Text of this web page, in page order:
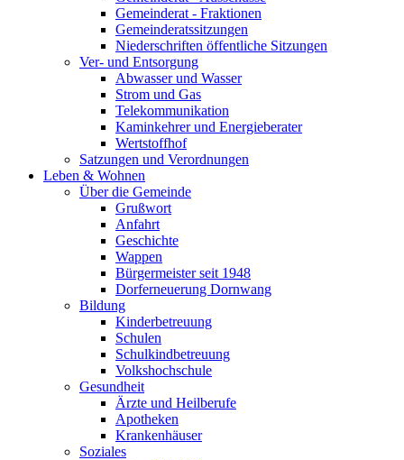
Gemeinderat - Fraktionen
Gemeinderatssitzungen
Niederschriften öffentliche Sitzungen
Ver- und Entsorgung
Abwasser und Wasser
Strom und Gas
Telekommunikation
Kaminkehrer und Energieberater
Wertstoffhof
Satzungen und Verordnungen
Leben & Wohnen
Über die Gemeinde
Grußwort
Anfahrt
Geschichte
Wappen
Bürgermeister seit 1948
Dorferneuerung Dornwang
Bildung
Kinderbetreuung
Schulen
Schulkindbetreuung
Volkshochschule
Gesundheit
Ärzte und Heilberufe
Apotheken
Krankenhäuser
Soziales